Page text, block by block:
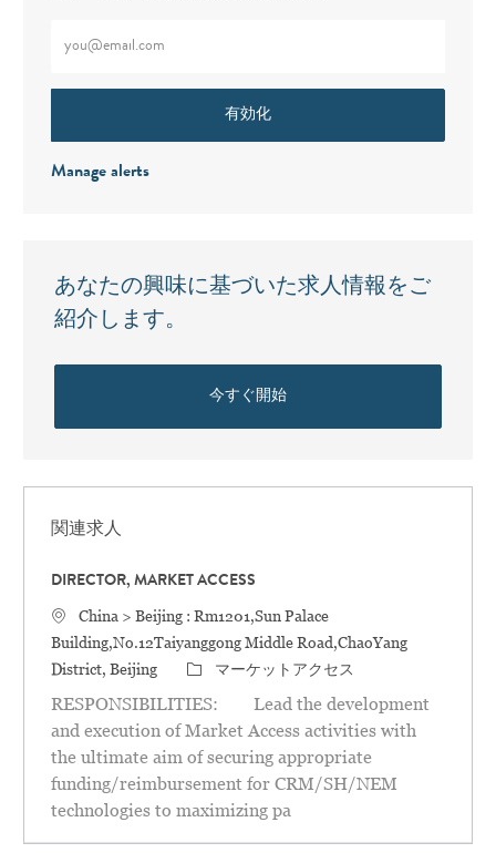
有効化
Manage alerts
あなたの興味に基づいた求人情報をご
紹介します。
今すぐ開始
関連求人
DIRECTOR, MARKET ACCESS
場所China > Beijing : Rm1201,Sun Palace
Building,No.12Taiyanggong Middle Road,ChaoYang
District, Beijing
カテゴリマーケットアクセス
RESPONSIBILITIES: Lead the development
and execution of Market Access activities with
the ultimate aim of securing appropriate
funding/reimbursement for CRM/SH/NEM
technologies to maximizing pa